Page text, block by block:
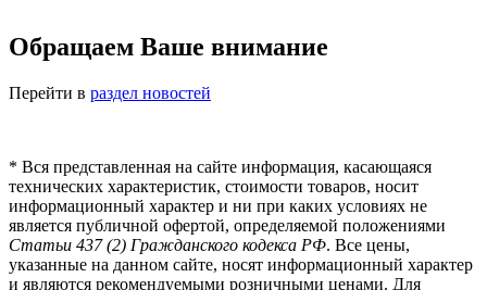
Обращаем Ваше внимание
Перейти в раздел новостей
* Вся представленная на сайте информация, касающаяся
технических характеристик, стоимости товаров, носит
информационный характер и ни при каких условиях не
является публичной офертой, определяемой положениями
Статьи 437 (2) Гражданского кодекса РФ. Все цены,
указанные на данном сайте, носят информационный характер
и являются рекомендуемыми розничными ценами. Для